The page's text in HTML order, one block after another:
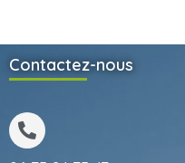
Contactez-nous